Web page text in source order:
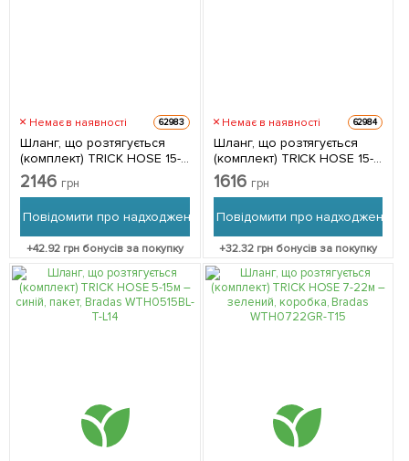
Немає в наявності 62983
Шланг, що розтягується
(комплект) TRICK HOSE 15-
45м – лайм, коробка,
Bradas WTH1545GR
2146 грн
Повідомити про надходження
+42.92 грн бонусів за покупку
Немає в наявності 62984
Шланг, що розтягується
(комплект) TRICK HOSE 15-
45м – синій, пакет, Bradas
WTH1545BL-T-L
1616 грн
Повідомити про надходження
+32.32 грн бонусів за покупку